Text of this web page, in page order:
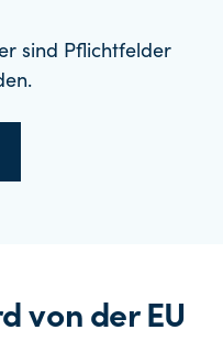
sind Pflichtfelder
von der EU